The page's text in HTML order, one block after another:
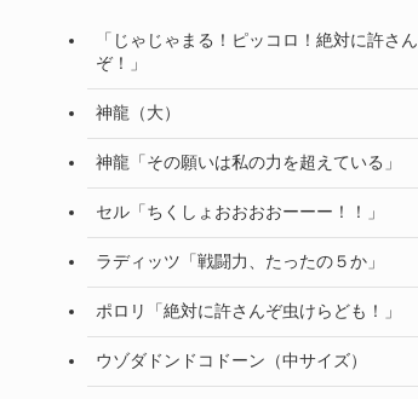
「じゃじゃまる！ピッコロ！絶対に許さん
ぞ！」
神龍（大）
神龍「その願いは私の力を超えている」
セル「ちくしょおおおおーーー！！」
ラディッツ「戦闘力、たったの５か」
ポロリ「絶対に許さんぞ虫けらども！」
ウゾダドンドコドーン（中サイズ）